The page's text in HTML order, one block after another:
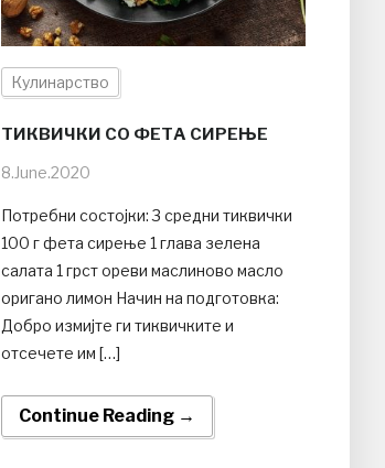
Кулинарство
ТИКВИЧКИ СО ФЕТА СИРЕЊЕ
8.June.2020
Потребни состојки: 3 средни тиквички
100 г фета сирење 1 глава зелена
салата 1 грст ореви маслиново масло
оригано лимон Начин на подготовка:
Добро измијте ги тиквичките и
отсечете им […]
Continue Reading →